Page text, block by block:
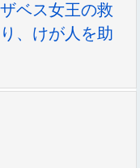
ベス女王の救
、けが人を助